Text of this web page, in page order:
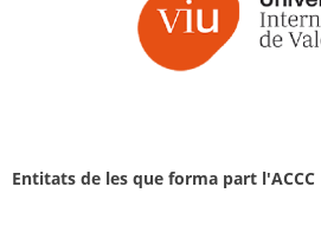
Entitats de les que forma part l'ACCC